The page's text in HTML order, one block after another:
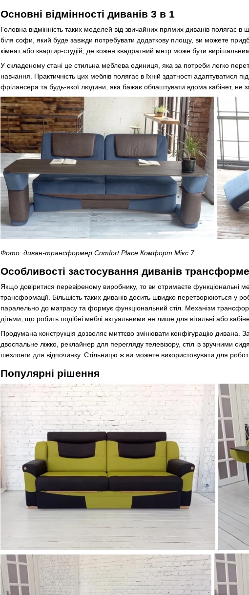
Основні відмінності диванів 3 в 1
Головна відмінність таких моделей від звичайних прямих диванів полягає
біля софи, який буде завжди потребувати додаткову площу, ви можете
кімнат або квартир-студій, де кожен квадратний метр може бути
У складеному стані це стильна меблева одиниця, яка за потреби легко
навчання. Практичність цих меблів полягає в їхній здатності
фрілансера та будь-якої людини, яка бажає облаштувати вдома кабінет, не
Фото: диван-трансформер Comfort Place Комфорт Мікс 7
Особливості застосування диванів
Якщо довіритися перевіреному виробнику, то ви отримаєте функціональні
трансформації. Більшість таких диванів досить швидко перетворюються у
паралельно до матрасу та формує функціональний стіл. Механізм
дітьми, що робить подібні меблі актуальними не лише для вітальні або
Продумана конструкція дозволяє миттєво змінювати конфігурацію
двоспальне ліжко, реклайнер для перегляду телевізору, стіл із зручними
шезлонги для відпочинку. Стільницю ж ви можете використовувати для
Популярні рішення